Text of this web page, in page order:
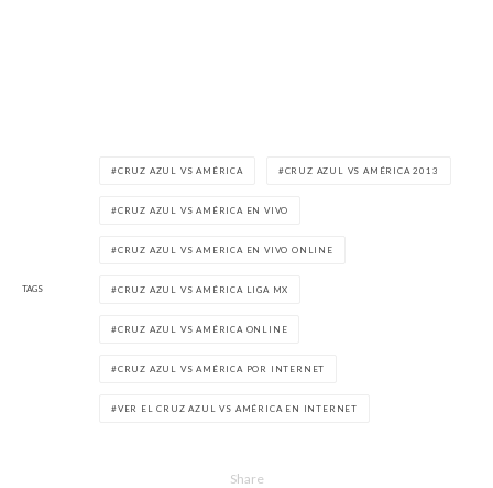
TAGS
CRUZ AZUL VS AMÉRICA CRUZ AZUL VS AMÉRICA 2013
CRUZ AZUL VS AMÉRICA EN VIVO
CRUZ AZUL VS AMERICA EN VIVO ONLINE
CRUZ AZUL VS AMÉRICA LIGA MX
CRUZ AZUL VS AMÉRICA ONLINE
CRUZ AZUL VS AMÉRICA POR INTERNET
VER EL CRUZ AZUL VS AMÉRICA EN INTERNET
Share